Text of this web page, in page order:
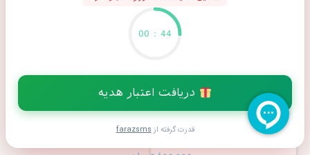
الملل پزشکی
انتشارات مجد
| کتاب
حقوقی
قانون تجارت
و قوانین
مرتبط مکتوب
آخر | کتاب
حقوقی
43
:
00
دریافت اعتبار هدیه
قدرت گرفته ازfarazsms